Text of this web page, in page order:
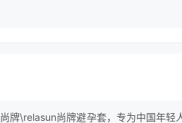
尚牌\relasun尚牌避孕套，专为中国年轻